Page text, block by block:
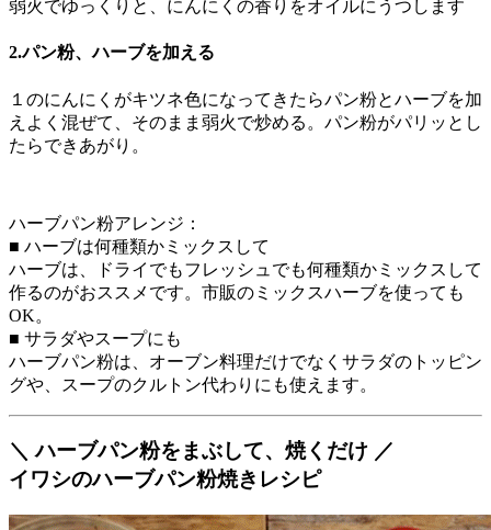
弱火でゆっくりと、にんにくの香りをオイルにうつします
2.パン粉、ハーブを加える
１のにんにくがキツネ色になってきたらパン粉とハーブを加
えよく混ぜて、そのまま弱火で炒める。パン粉がパリッとし
たらできあがり。
ハーブパン粉アレンジ：
■ ハーブは何種類かミックスして
ハーブは、ドライでもフレッシュでも何種類かミックスして
作るのがおススメです。市販のミックスハーブを使っても
OK。
■ サラダやスープにも
ハーブパン粉は、オーブン料理だけでなくサラダのトッピン
グや、スープのクルトン代わりにも使えます。
＼ ハーブパン粉をまぶして、焼くだけ ／
イワシのハーブパン粉焼きレシピ